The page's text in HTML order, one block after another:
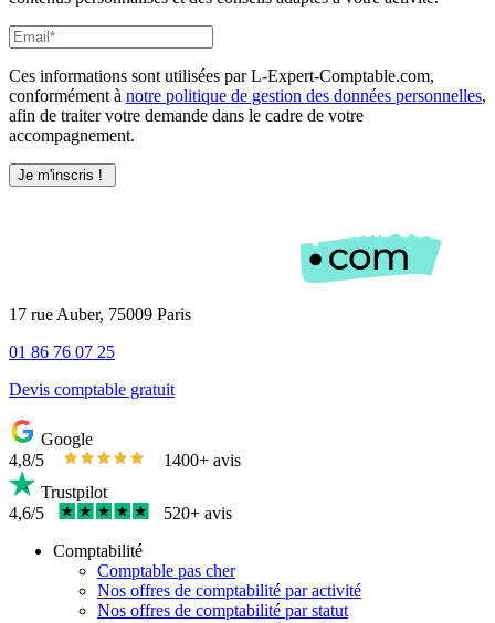
Ces informations sont utilisées par L-Expert-Comptable.com,
conformément à notre politique de gestion des données personnelles,
afin de traiter votre demande dans le cadre de votre
accompagnement.
17 rue Auber, 75009 Paris
01 86 76 07 25
Devis comptable gratuit
Google
4,8/5
1400+ avis
Trustpilot
4,6/5
520+ avis
Comptabilité
Comptable pas cher
Nos offres de comptabilité par activité
Nos offres de comptabilité par statut